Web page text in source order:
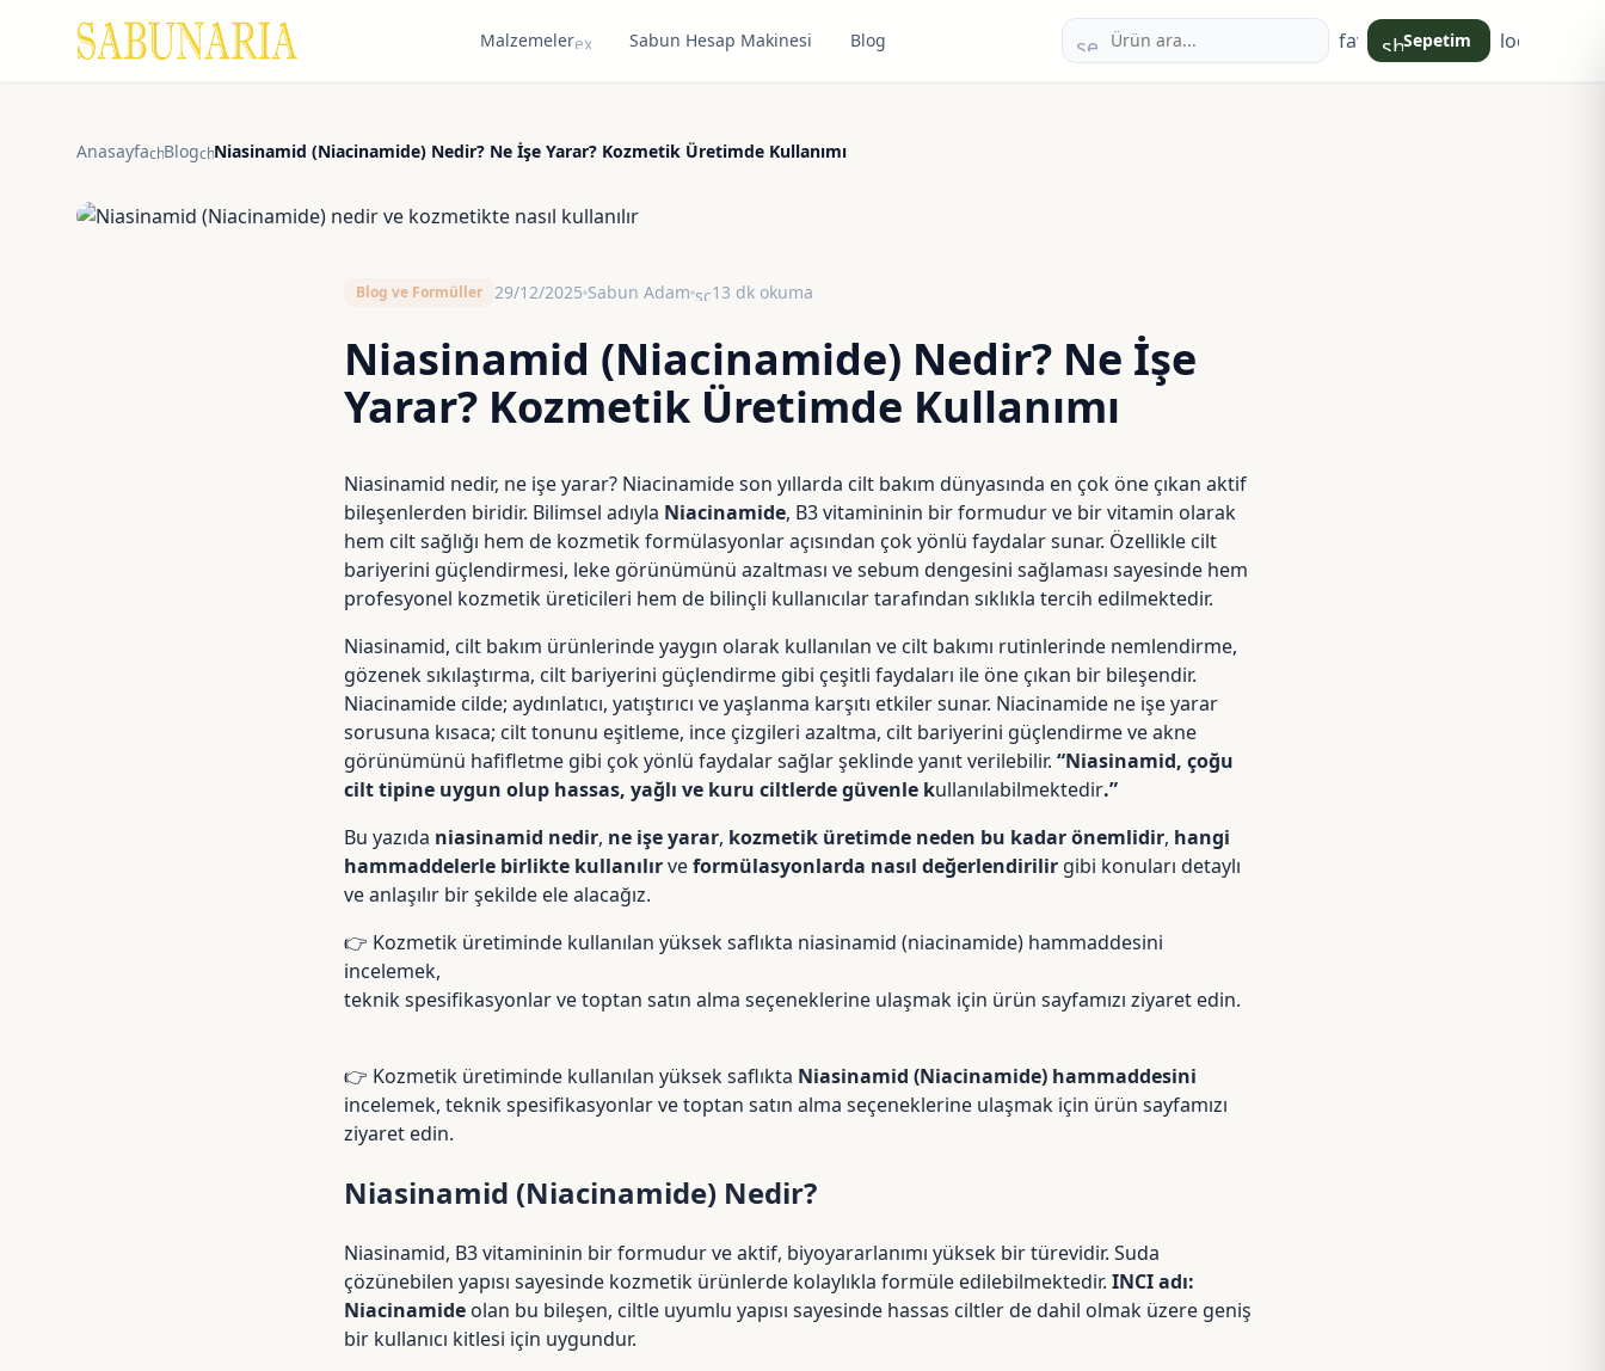
Malzemelerexpand_moreSabun Hesap Makinesi Blog search favoriteshopping_bag
Sepetim login
Anasayfachevron_right
Blogchevron_right
Niasinamid (Niacinamide) Nedir? Ne İşe Yarar? Kozmetik Üretimde Kullanımı
Blog ve Formüller 29/12/2025 Sabun Adam schedule
13 dk okuma
Niasinamid (Niacinamide) Nedir? Ne İşe
Yarar? Kozmetik Üretimde Kullanımı
Niasinamid nedir, ne işe yarar? Niacinamide son yıllarda cilt bakım dünyasında en çok öne çıkan aktif
bileşenlerden biridir. Bilimsel adıyla Niacinamide, B3 vitamininin bir formudur ve bir vitamin olarak
hem cilt sağlığı hem de kozmetik formülasyonlar açısından çok yönlü faydalar sunar. Özellikle cilt
bariyerini güçlendirmesi, leke görünümünü azaltması ve sebum dengesini sağlaması sayesinde hem
profesyonel kozmetik üreticileri hem de bilinçli kullanıcılar tarafından sıklıkla tercih edilmektedir.
Niasinamid, cilt bakım ürünlerinde yaygın olarak kullanılan ve cilt bakımı rutinlerinde nemlendirme,
gözenek sıkılaştırma, cilt bariyerini güçlendirme gibi çeşitli faydaları ile öne çıkan bir bileşendir.
Niacinamide cilde; aydınlatıcı, yatıştırıcı ve yaşlanma karşıtı etkiler sunar. Niacinamide ne işe yarar
sorusuna kısaca; cilt tonunu eşitleme, ince çizgileri azaltma, cilt bariyerini güçlendirme ve akne
görünümünü hafifletme gibi çok yönlü faydalar sağlar şeklinde yanıt verilebilir. “Niasinamid, çoğu
cilt tipine uygun olup hassas, yağlı ve kuru ciltlerde güvenle kullanılabilmektedir.”
Bu yazıda niasinamid nedir, ne işe yarar, kozmetik üretimde neden bu kadar önemlidir, hangi
hammaddelerle birlikte kullanılırveformülasyonlarda nasıl değerlendirilir gibi konuları detaylı
ve anlaşılır bir şekilde ele alacağız.
👉 Kozmetik üretiminde kullanılan yüksek saflıkta niasinamid (niacinamide) hammaddesini
incelemek,
teknik spesifikasyonlar ve toptan satın alma seçeneklerine ulaşmak için ürün sayfamızı ziyaret edin.
👉 Kozmetik üretiminde kullanılan yüksek saflıkta Niasinamid (Niacinamide) hammaddesini
incelemek, teknik spesifikasyonlar ve toptan satın alma seçeneklerine ulaşmak için ürün sayfamızı
ziyaret edin.
Niasinamid (Niacinamide) Nedir?
Niasinamid, B3 vitamininin bir formudur ve aktif, biyoyararlanımı yüksek bir türevidir. Suda
çözünebilen yapısı sayesinde kozmetik ürünlerde kolaylıkla formüle edilebilmektedir. INCI adı:
Niacinamide olan bu bileşen, ciltle uyumlu yapısı sayesinde hassas ciltler de dahil olmak üzere geniş
bir kullanıcı kitlesi için uygundur.